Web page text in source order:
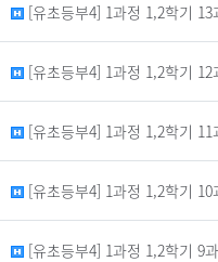
[유초등부4] 1과정 1,2학기 13
[유초등부4] 1과정 1,2학기 12
[유초등부4] 1과정 1,2학기 11
[유초등부4] 1과정 1,2학기 10
[유초등부4] 1과정 1,2학기 9과